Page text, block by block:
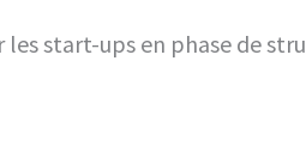
les start-ups en phase de